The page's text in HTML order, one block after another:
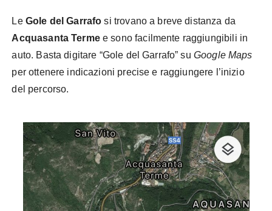
Le Gole del Garrafo si trovano a breve distanza da
Acquasanta Termee sono facilmente raggiungibili in
auto. Basta digitare “Gole del Garrafo” su Google Maps
per ottenere indicazioni precise e raggiungere l’inizio
del percorso.